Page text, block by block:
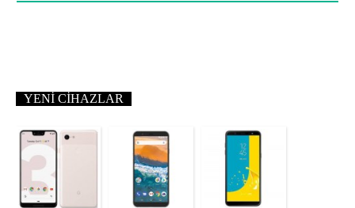
YENI CIHAZLAR